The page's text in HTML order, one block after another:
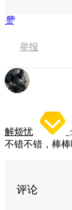
赞
举报
解烦忧
不错不错，棒
评论